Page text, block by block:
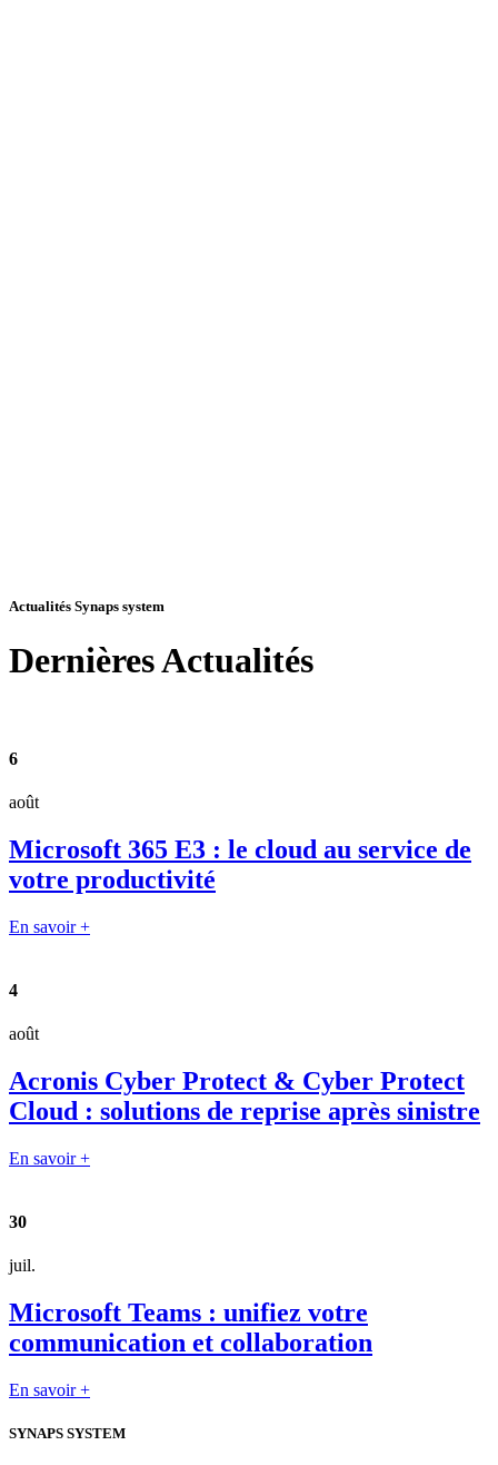
Actualités Synaps system
DernièresActualités
6
août
Microsoft 365 E3 : le cloud au service de
votre productivité
En savoir +
4
août
Acronis Cyber Protect & Cyber Protect
Cloud : solutions de reprise après sinistre
En savoir +
30
juil.
Microsoft Teams : unifiez votre
communication et collaboration
En savoir +
SYNAPS SYSTEM